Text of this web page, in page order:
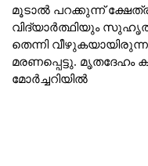
മൂടാൽ പറക്കുന്ന്
വിദ്യാർത്ഥിയും
തെന്നി
മരണപ്പെട്ടു. മൃതദേഹം
മോർച്ചറിയിൽ